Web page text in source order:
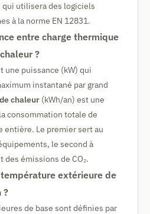
utilisera des logiciels
à la norme EN 12831.
entre charge thermique
?
une puissance (kW) qui
instantané par grand
chaleur (kWh/an) est une
consommation totale de
entière. Le premier sert au
le second à
émissions de CO₂.
extérieure de
?
de base sont définies par